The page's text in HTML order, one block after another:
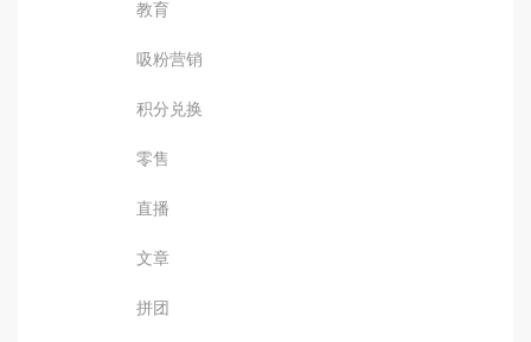
教育
吸粉营销
积分兑换
零售
直播
文章
拼团